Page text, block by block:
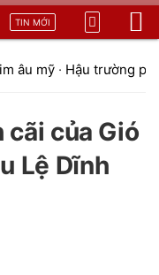
TIN MỚI
âu mỹ · Hậu trường
cãi của Gió
Lệ Dĩnh